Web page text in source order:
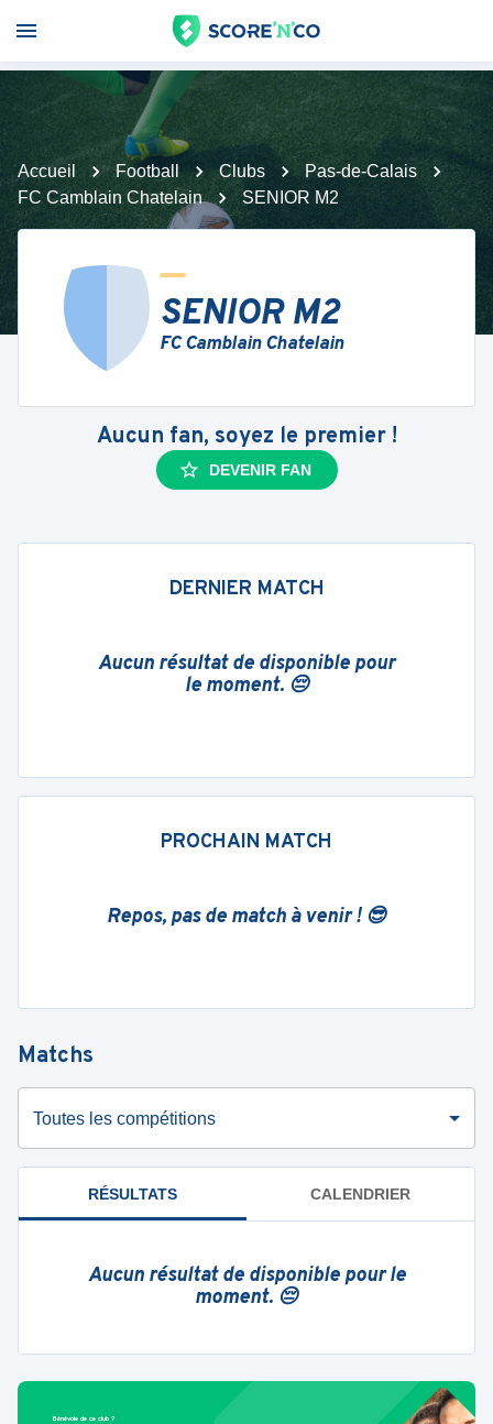
Accueil Football Clubs
Pas-de-Calais
FC Camblain Chatelain
SENIOR M2
SENIOR M2
FC Camblain Chatelain
Aucun fan, soyez le premier !
DEVENIR FAN
DERNIER MATCH
Aucun résultat de disponible pour
le moment. 😔
PROCHAIN MATCH
Repos, pas de match à venir ! 😎
Matchs
Toutes les compétitions
RÉSULTATS CALENDRIER
Aucun résultat de disponible pour le
moment. 😔
Bénévole de ce club ?